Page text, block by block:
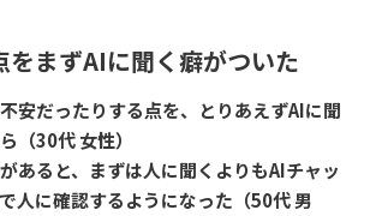
まずAIに聞く癖がついた
安だったりする点を、とりあえずAIに聞
（30代 女性）
あると、まずは人に聞くよりもAIチャッ
人に確認するようになった（50代 男